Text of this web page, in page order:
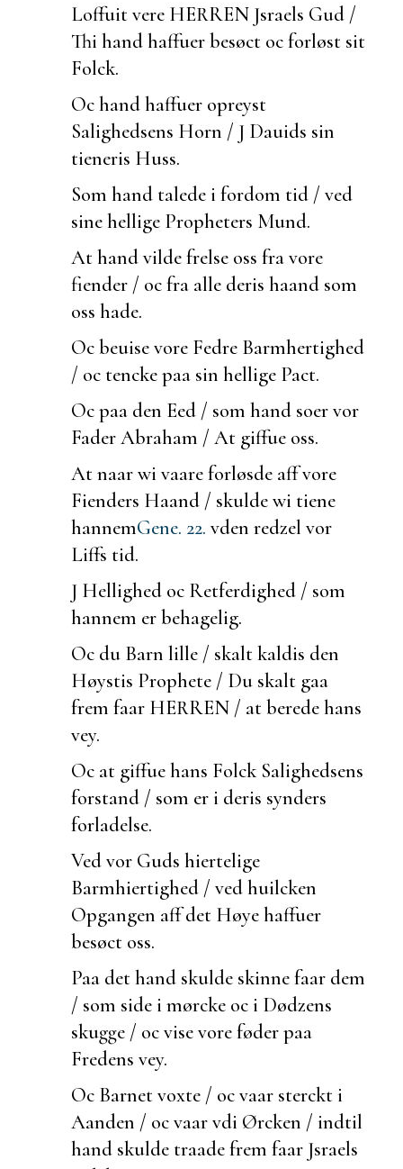
Loffuit vere HERREN Jsraels Gud /
Thi hand haffuer besøct oc forløst sit
Folck.
Oc hand haffuer opreyst
Salighedsens Horn / J Dauids sin
tieneris Huss.
Som hand talede i fordom tid / ved
sine hellige Propheters Mund.
At hand vilde frelse oss fra vore
fiender / oc fra alle deris haand som
oss hade.
Ocbeuise vore Fedre Barmhertighed
/ oc tencke paa sin hellige Pact.
Oc paa den Eed / som hand soer vor
Fader Abraham / At giffue oss.
At naar wi vaare forløsde aff vore
Fienders Haand / skulde wi tiene
hannemGene. 22. vden redzel vor
Liffs tid.
J Hellighed oc Retferdighed / som
hannem er behagelig.
Oc du Barn lille / skalt kaldis den
Høystis Prophete / Du skalt gaa
frem faar HERREN / atberede hans
vey.
Oc at giffue hans Folck Salighedsens
forstand / som er i deris synders
forladelse.
Ved vor Guds hiertelige
Barmhiertighed / vedhuilcken
Opgangen aff det Høye haffuer
besøct oss.
Paa det hand skulde skinne faar dem
/ som side i mørcke oc i Dødzens
skugge / oc vise vore føder paa
Fredens vey.
Oc Barnet voxte / oc vaar sterckt i
Aanden / oc vaar vdi Ørcken / indtil
hand skulde traade frem faar Jsraels